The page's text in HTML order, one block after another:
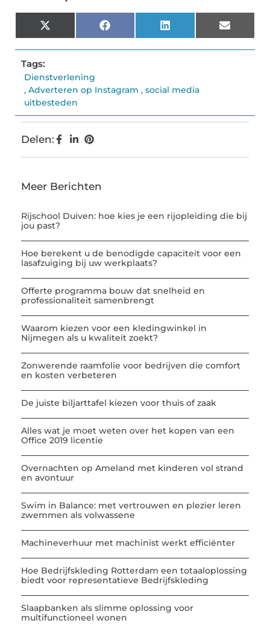
X
(Twitter)
Facebook LinkedIn Email
Tags:
Dienstverlening
, Adverteren op Instagram , social media
uitbesteden
Delen:
Meer Berichten
Rijschool Duiven: hoe kies je een rijopleiding die bij
jou past?
Hoe berekent u de benodigde capaciteit voor een
lasafzuiging bij uw werkplaats?
Offerte programma bouw dat snelheid en
professionaliteit samenbrengt
Waarom kiezen voor een kledingwinkel in
Nijmegen als u kwaliteit zoekt?
Zonwerende raamfolie voor bedrijven die comfort
en kosten verbeteren
De juiste biljarttafel kiezen voor thuis of zaak
Alles wat je moet weten over het kopen van een
Office 2019 licentie
Overnachten op Ameland met kinderen vol strand
en avontuur
Swim in Balance: met vertrouwen en plezier leren
zwemmen als volwassene
Machineverhuur met machinist werkt efficiënter
Hoe Bedrijfskleding Rotterdam een totaaloplossing
biedt voor representatieve Bedrijfskleding
Slaapbanken als slimme oplossing voor
multifunctioneel wonen